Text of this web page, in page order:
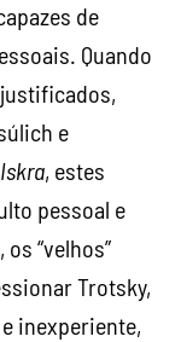
de
Quando
e
Iskra, estes
pessoal e
“velhos”
Trotsky,
inexperiente,